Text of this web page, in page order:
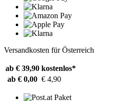
Versandkosten für Österreich
ab € 39,90 kostenlos*
ab € 0,00 € 4,90